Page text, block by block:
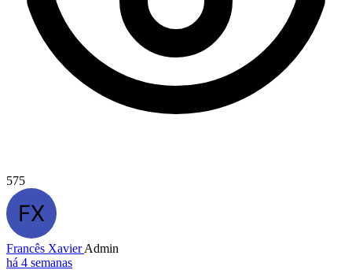
575
Francês XavierAdmin
há 4 semanas